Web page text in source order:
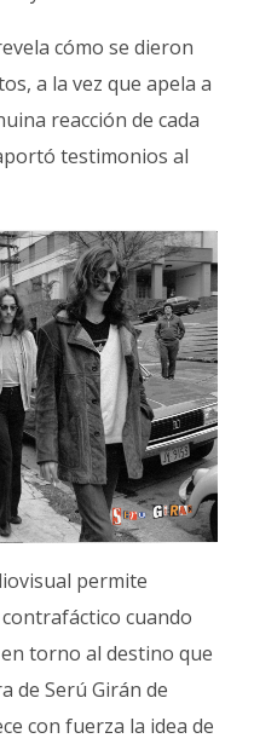
cómo se dieron
a la vez que apela a
reacción de cada
testimonios al
permite
cuando
torno al destino que
de Serú Girán de
con fuerza la idea de